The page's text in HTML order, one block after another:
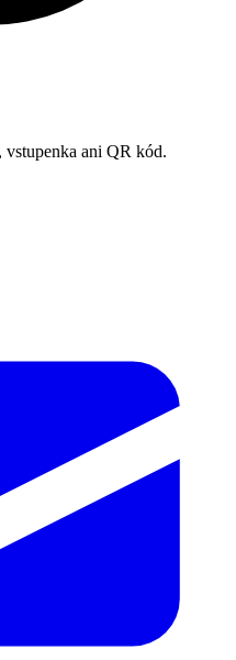
vstupenka ani QR kód.